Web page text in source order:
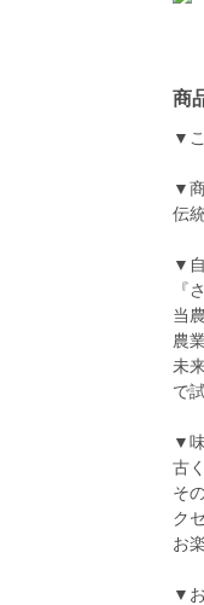
商
▼
▼
伝
▼
『
当
農
未
で
▼
古
そ
ク
お
▼